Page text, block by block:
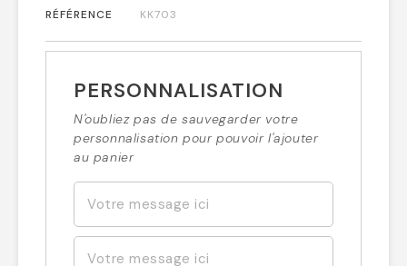
RÉFÉRENCE KK703
PERSONNALISATION
N'oubliez pas de sauvegarder votre
personnalisation pour pouvoir l'ajouter
au panier